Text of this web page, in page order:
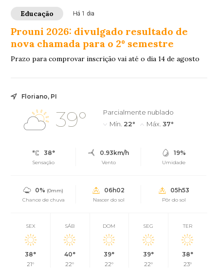
Educação Há 1 dia
Prouni 2026: divulgado resultado de
nova chamada para o 2º semestre
Prazo para comprovar inscrição vai até o dia 14 de agosto
Floriano, PI
39°
Parcialmente nublado
Mín. 22° Máx. 37°
38°
Sensação
0.93km/h
Vento
19%
Umidade
0% (0mm)
Chance de chuva
06h02
Nascer do sol
05h53
Pôr do sol
SEX
38°
21°
SÁB
40°
22°
DOM
39°
22°
SEG
39°
22°
TER
38°
23°